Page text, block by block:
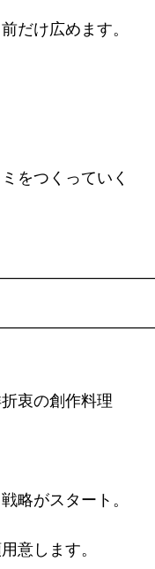
だけ広めます。
をつくっていく
衷の創作料理
略がスタート。
意します。